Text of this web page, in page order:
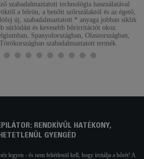
szabadalmaztatott technológia használatával
a bőrön, a benőtt szőrszálaktól és az égető,
új, szabadalmaztatott * anyaga jobban siklik
súrlódást és kevesebb bőrirritációt okoz.
Spanyolországban, Olaszországban,
szabadalmaztatott termék
RENDKÍVÜL HATÉKONY,
GYENGÉD
legyen - és nem feltétlenül kell, hogy irritálja a bőrét! A